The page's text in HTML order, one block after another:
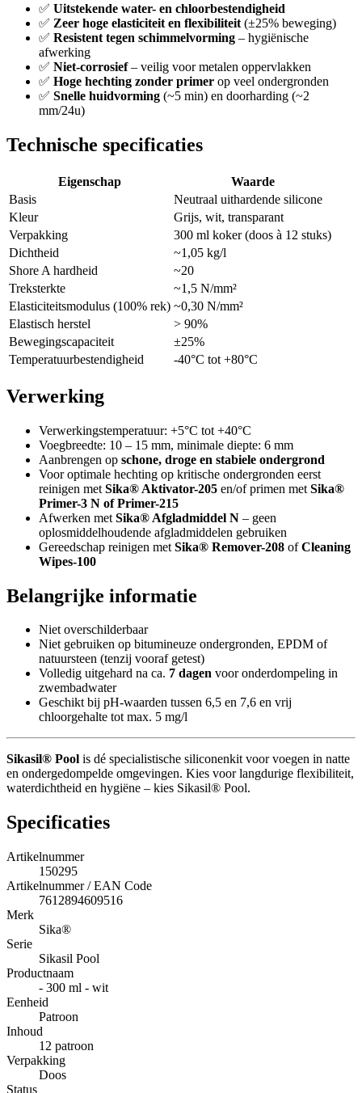
✅ Uitstekende water- en chloorbestendigheid
✅ Zeer hoge elasticiteit en flexibiliteit (±25% beweging)
✅ Resistent tegen schimmelvorming – hygiënische
afwerking
✅ Niet-corrosief– veilig voor metalen oppervlakken
✅ Hoge hechting zonder primer op veel ondergronden
✅ Snelle huidvorming (~5 min) en doorharding (~2
mm/24u)
Technische specificaties
Eigenschap
Waarde
Basis
Neutraal uithardende silicone
Kleur
Grijs, wit, transparant
Verpakking
300 ml koker (doos à 12 stuks)
Dichtheid
~1,05 kg/l
Shore A hardheid
~20
Treksterkte
~1,5 N/mm²
Elasticiteitsmodulus (100% rek) ~0,30 N/mm²
Elastisch herstel
> 90%
Bewegingscapaciteit
±25%
Temperatuurbestendigheid
-40°C tot +80°C
Verwerking
Verwerkingstemperatuur: +5°C tot +40°C
Voegbreedte: 10 – 15 mm, minimale diepte: 6 mm
Aanbrengen op schone, droge en stabiele ondergrond
Voor optimale hechting op kritische ondergronden eerst
reinigen met Sika® Aktivator-205 en/of primen met Sika®
Primer-3 N of Primer-215
Afwerken met Sika® Afgladmiddel N – geen
oplosmiddelhoudende afgladmiddelen gebruiken
Gereedschap reinigen met Sika® Remover-208 ofCleaning
Wipes-100
Belangrijke informatie
Niet overschilderbaar
Niet gebruiken op bitumineuze ondergronden, EPDM of
natuursteen (tenzij vooraf getest)
Volledig uitgehard na ca. 7 dagen voor onderdompeling in
zwembadwater
Geschikt bij pH-waarden tussen 6,5 en 7,6 en vrij
chloorgehalte tot max. 5 mg/l
Sikasil® Pool is dé specialistische siliconenkit voor voegen in natte
en ondergedompelde omgevingen. Kies voor langdurige flexibiliteit,
waterdichtheid en hygiëne – kies Sikasil® Pool.
Specificaties
Artikelnummer
150295
Artikelnummer / EAN Code
7612894609516
Merk
Sika®
Serie
Sikasil Pool
Productnaam
- 300 ml - wit
Eenheid
Patroon
Inhoud
12 patroon
Verpakking
Doos
Status